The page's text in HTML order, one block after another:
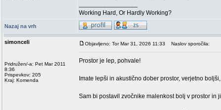
Working Hard, Or Hardly Working?
Nazaj na vrh
simonceli
Pridružen/-a: Pet Mar 2011
8:36
Prispevkov: 205
Kraj: Komenda
Objavljeno: Tor Mar 31, 2026 11:33 Naslov sporočila:
Prostor je lep, pohvale!
Imate lepši in akustično dober prostor, verjetno
Sam bi postavil zvočnike malenkost bolj v prostor in